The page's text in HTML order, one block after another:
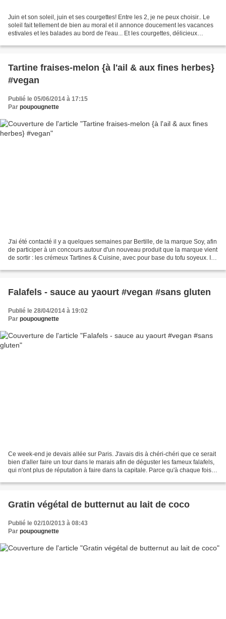
Juin et son soleil, juin et ses courgettes! Entre les 2, je ne peux choisir.. Le
soleil fait tellement de bien au moral et il annonce doucement les vacances
estivales et les balades au bord de l'eau... Et les courgettes, délicieux
Tartine fraises-melon {à l'ail & aux fines herbes}
#vegan
Publié le 05/06/2014 à 17:15
Par poupougnette
J'ai été contacté il y a quelques semaines par Bertille, de la marque Soy, afin
de participer à un concours autour d'un nouveau produit que la marque vient
de sortir : les crémeux Tartines & Cuisine, avec pour base du tofu soyeux. Il
Falafels - sauce au yaourt #vegan #sans gluten
Publié le 28/04/2014 à 19:02
Par poupougnette
Ce week-end je devais allée sur Paris. J'avais dis à chéri-chéri que ce serait
bien d'aller faire un tour dans le marais afin de déguster les fameux falafels,
qui n'ont plus de réputation à faire dans la capitale. Parce qu'à chaque fois
Gratin végétal de butternut au lait de coco
Publié le 02/10/2013 à 08:43
Par poupougnette